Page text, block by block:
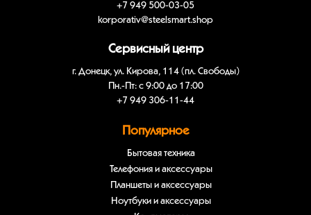
+7 949 500-03-05
korporativ@steelsmart.shop
Сервисный центр
г. Донецк, ул. Кирова, 114 (пл. Свободы)
Пн.-Пт: с 9:00 до 17:00
+7 949 306-11-44
Популярное
Бытовая техника
Телефония и аксессуары
Планшеты и аксессуары
Ноутбуки и аксессуары